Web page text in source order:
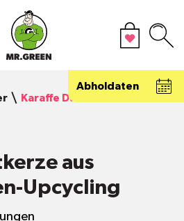
Abholdaten
Karaffe Duftkerze aus
aus
Upcycling